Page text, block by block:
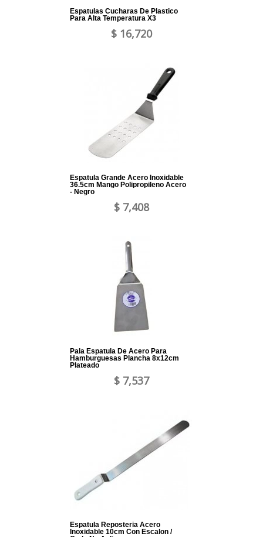
Espatulas Cucharas De Plastico
Para Alta Temperatura X3
$ 16,720
Espatula Grande Acero Inoxidable
36.5cm Mango Polipropileno Acero
- Negro
$ 7,408
Pala Espatula De Acero Para
Hamburguesas Plancha 8x12cm
Plateado
$ 7,537
Espatula Reposteria Acero
Inoxidable 10cm Con Escalon /